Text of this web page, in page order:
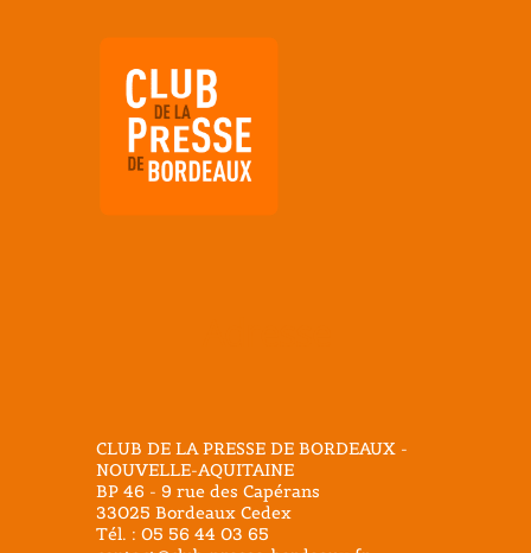
CLUB DE LA PRESSE DE BORDEAUX -
NOUVELLE-AQUITAINE
BP 46 - 9 rue des Capérans
33025 Bordeaux Cedex
Tél. : 05 56 44 03 65